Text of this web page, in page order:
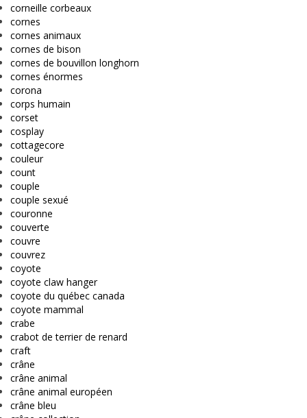
corneille corbeaux
cornes
cornes animaux
cornes de bison
cornes de bouvillon longhorn
cornes énormes
corona
corps humain
corset
cosplay
cottagecore
couleur
count
couple
couple sexué
couronne
couverte
couvre
couvrez
coyote
coyote claw hanger
coyote du québec canada
coyote mammal
crabe
crabot de terrier de renard
craft
crâne
crâne animal
crâne animal européen
crâne bleu